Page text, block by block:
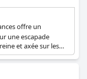
offre un
une escapade
et axée sur les